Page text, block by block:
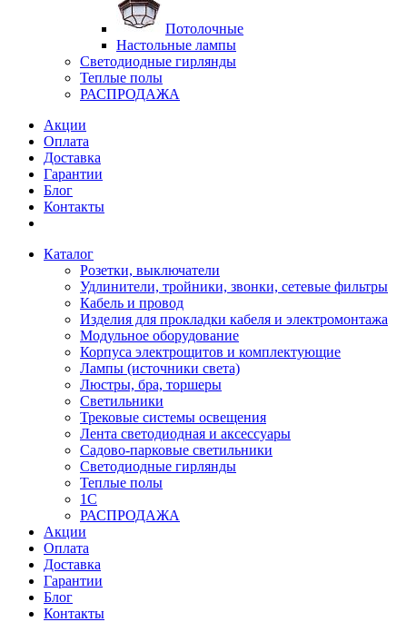
Потолочные
Настольные лампы
Светодиодные гирлянды
Теплые полы
РАСПРОДАЖА
Акции
Оплата
Доставка
Гарантии
Блог
Контакты
Каталог
Розетки, выключатели
Удлинители, тройники, звонки, сетевые фильтры
Кабель и провод
Изделия для прокладки кабеля и электромонтажа
Модульное оборудование
Корпуса электрощитов и комплектующие
Лампы (источники света)
Люстры, бра, торшеры
Светильники
Трековые системы освещения
Лента светодиодная и аксессуары
Садово-парковые светильники
Светодиодные гирлянды
Теплые полы
1С
РАСПРОДАЖА
Акции
Оплата
Доставка
Гарантии
Блог
Контакты